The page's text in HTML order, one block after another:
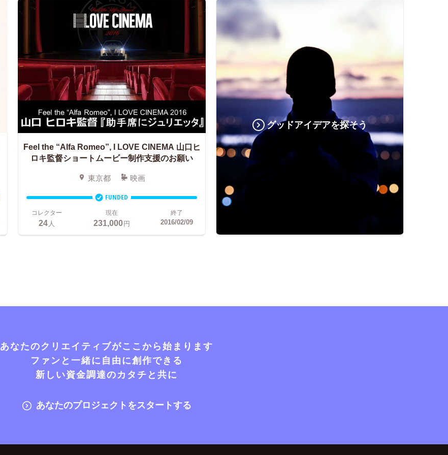
Feel the “Alfa Romeo”, I LOVE CINEMA 山口ヒ
ロキ監督ショートムービー制作支援のお願い
東京都 映画
FUNDED
コレクター
24人
現在
231,000円
終了
2016/02/09
グッドアイデアを探そう
あなたのクリエイティブがここから始まります
ファンと一緒に自由に創作できる
新しい資金調達のカタチと共に
あなたのプロジェクトをスタートする